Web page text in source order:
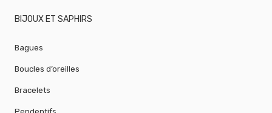
BIJOUX ET SAPHIRS
Bagues
Boucles d’oreilles
Bracelets